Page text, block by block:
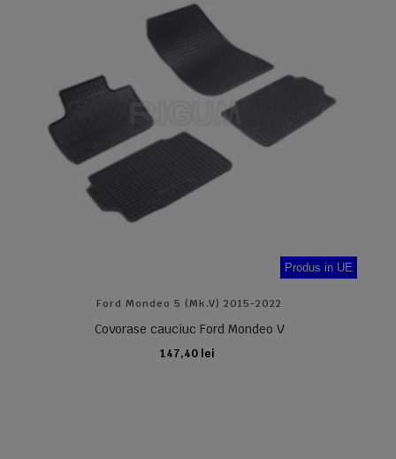
Produs in UE
Ford Mondeo 5 (Mk.V) 2015-2022
Covorase cauciuc Ford Mondeo V
147,40 lei
ADAUGA IN COS